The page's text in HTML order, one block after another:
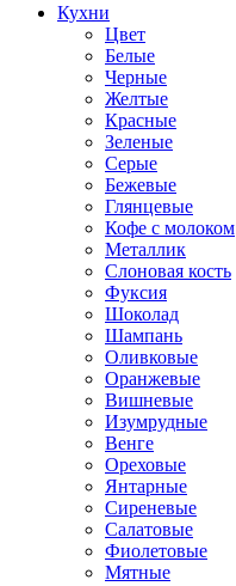
Кухни
Цвет
Белые
Черные
Желтые
Красные
Зеленые
Серые
Бежевые
Глянцевые
Кофе с молоком
Металлик
Слоновая кость
Фуксия
Шоколад
Шампань
Оливковые
Оранжевые
Вишневые
Изумрудные
Венге
Ореховые
Янтарные
Сиреневые
Салатовые
Фиолетовые
Мятные